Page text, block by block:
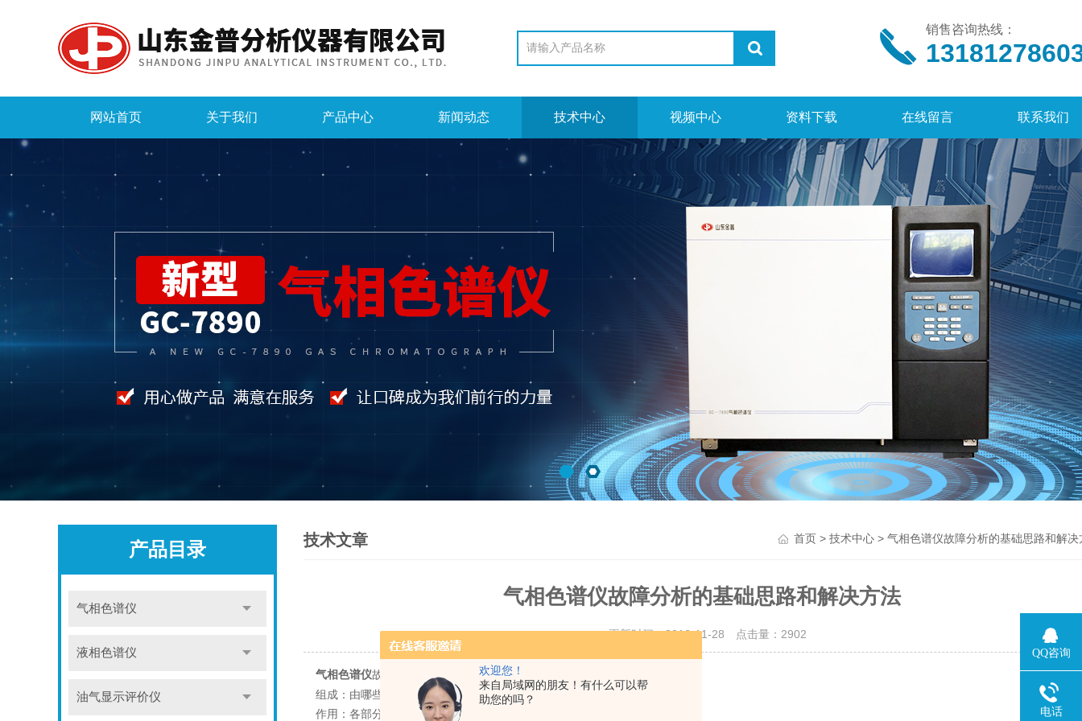
欢迎您！
来自局域网的朋友！有什么可以帮
助您的吗？
销售咨询热线：
网站首页 关于我们 产品中心 新闻动态 技术中心 视频中心 资料下载 在线留言 联系我们
产品目录
气相色谱仪
液相色谱仪
油气显示评价仪
技术文章 首页 > 技术中心 > 气相色谱仪故障分析的基础思路和解决
气相色谱仪故障分析的基础思路和解决方法
更新时间：2016-11-28 点击量： 2902
气相色谱仪故障分析的基础思路和解决方法
组成：由哪些部分组成?
作用：各部分起什么作用?
QQ咨询
电话